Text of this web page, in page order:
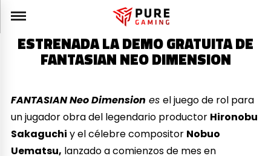
ESTRENADA LA DEMO GRATUITA DE
FANTASIAN NEO DIMENSION
FANTASIAN Neo Dimension esel juego de rol para
un jugador obra del legendario productor Hironobu
Sakaguchi y el célebre compositor Nobuo
Uematsu, lanzado a comienzos de mes en